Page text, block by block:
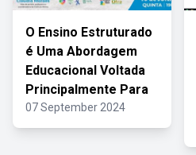
O Ensino Estruturado
é Uma Abordagem
Educacional Voltada
Principalmente Para
07 September 2024